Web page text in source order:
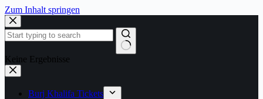
Zum Inhalt springen
Keine Ergebnisse
Burj Khalifa Tickets